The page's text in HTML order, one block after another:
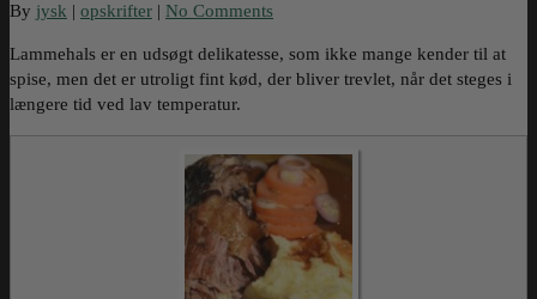
By jysk | opskrifter | No Comments
Lammehals er en udsøgt delikatesse, som ikke mange kender til at
spise, men det er utroligt fint kød, der bliver trevlet, når det steges i
længere tid ved lav temperatur.